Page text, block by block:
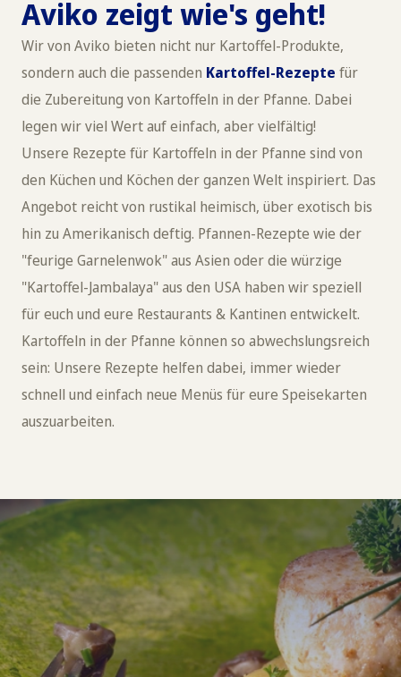
Aviko zeigt wie's geht!
Wir von Aviko bieten nicht nur Kartoffel-Produkte,
sondern auch die passenden Kartoffel-Rezepte für
die Zubereitung von Kartoffeln in der Pfanne. Dabei
legen wir viel Wert auf einfach, aber vielfältig!
Unsere Rezepte für Kartoffeln in der Pfanne sind von
den Küchen und Köchen der ganzen Welt inspiriert. Das
Angebot reicht von rustikal heimisch, über exotisch bis
hin zu Amerikanisch deftig. Pfannen-Rezepte wie der
"feurige Garnelenwok" aus Asien oder die würzige
"Kartoffel-Jambalaya" aus den USA haben wir speziell
für euch und eure Restaurants & Kantinen entwickelt.
Kartoffeln in der Pfanne können so abwechslungsreich
sein: Unsere Rezepte helfen dabei, immer wieder
schnell und einfach neue Menüs für eure Speisekarten
auszuarbeiten.